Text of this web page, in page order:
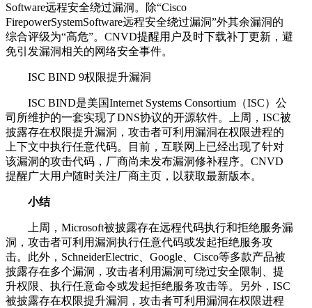
Software远程安全绕过漏洞。除“Cisco
FirepowerSystemSoftware远程安全绕过漏洞”外其余漏洞的
综合评级为“高危”。CNVD提醒用户及时下载补丁更新，避
免引发漏洞相关的网络安全事件。
ISC BIND 9权限提升漏洞
ISC BIND是美国Internet Systems Consortium（ISC）公
司所维护的一套实现了DNS协议的开源软件。上周，ISC被
披露存在权限提升漏洞，攻击者可利用漏洞在权限进程的
上下文中执行任意代码。目前，互联网上已经出现了针对
该漏洞的攻击代码，厂商尚未发布漏洞修补程序。CNVD
提醒广大用户随时关注厂商主页，以获取最新版本。
小结
上周，Microsoft被披露存在远程代码执行和拒绝服务漏
洞，攻击者可利用漏洞执行任意代码或发起拒绝服务攻
击。此外，SchneiderElectric、Google、Cisco等多款产品被
披露存在多个漏洞，攻击者利用漏洞可绕过安全限制、提
升权限、执行任意命令或发起拒绝服务攻击等。另外，ISC
被披露存在权限提升漏洞，攻击者可利用漏洞在权限进程